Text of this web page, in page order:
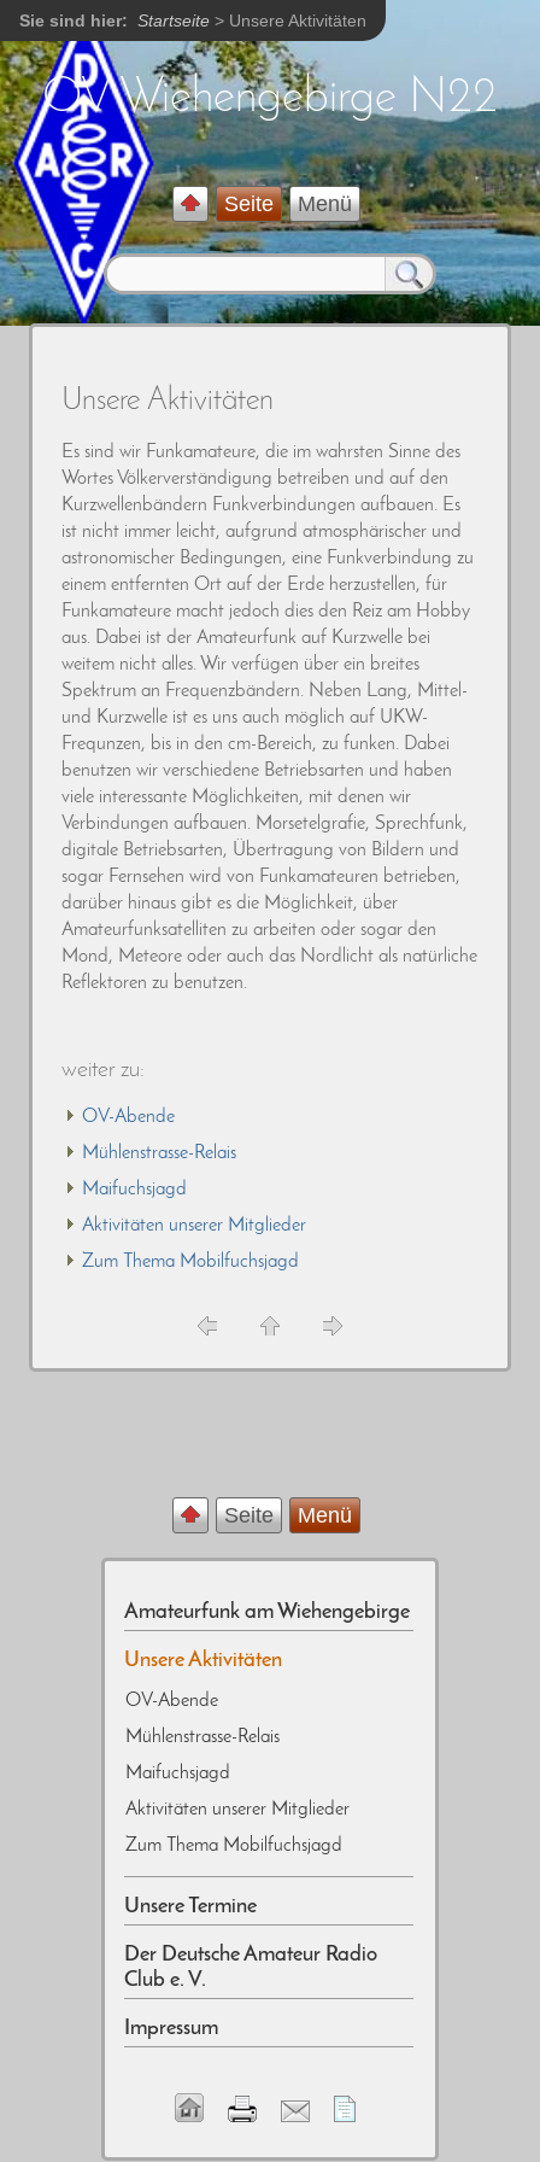
Sie sind hier: Startseite > Unsere Aktivitäten
OV Wiehengebirge N22
Seite Menü
Unsere Aktivitäten
Es sind wir Funkamateure, die im wahrsten Sinne des
Wortes Völkerverständigung betreiben und auf den
Kurzwellenbändern Funkverbindungen aufbauen. Es
ist nicht immer leicht, aufgrund atmosphärischer und
astronomischer Bedingungen, eine Funkverbindung zu
einem entfernten Ort auf der Erde herzustellen, für
Funkamateure macht jedoch dies den Reiz am Hobby
aus. Dabei ist der Amateurfunk auf Kurzwelle bei
weitem nicht alles. Wir verfügen über ein breites
Spektrum an Frequenzbändern. Neben Lang, Mittel-
und Kurzwelle ist es uns auch möglich auf UKW-
Frequnzen, bis in den cm-Bereich, zu funken. Dabei
benutzen wir verschiedene Betriebsarten und haben
viele interessante Möglichkeiten, mit denen wir
Verbindungen aufbauen. Morsetelgrafie, Sprechfunk,
digitale Betriebsarten, Übertragung von Bildern und
sogar Fernsehen wird von Funkamateuren betrieben,
darüber hinaus gibt es die Möglichkeit, über
Amateurfunksatelliten zu arbeiten oder sogar den
Mond, Meteore oder auch das Nordlicht als natürliche
Reflektoren zu benutzen.
weiter zu:
OV-Abende
Mühlenstrasse-Relais
Maifuchsjagd
Aktivitäten unserer Mitglieder
Zum Thema Mobilfuchsjagd
Seite Menü
Amateurfunk am Wiehengebirge
Unsere Aktivitäten
OV-Abende
Mühlenstrasse-Relais
Maifuchsjagd
Aktivitäten unserer Mitglieder
Zum Thema Mobilfuchsjagd
Unsere Termine
Der Deutsche Amateur Radio
Club e. V.
Impressum